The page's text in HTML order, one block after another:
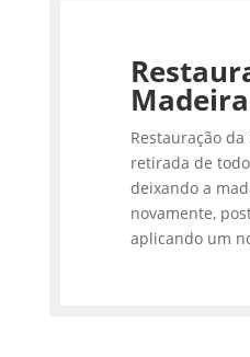
Madeira
Restauração
retirada de
deixando a
novamente,
aplicando um